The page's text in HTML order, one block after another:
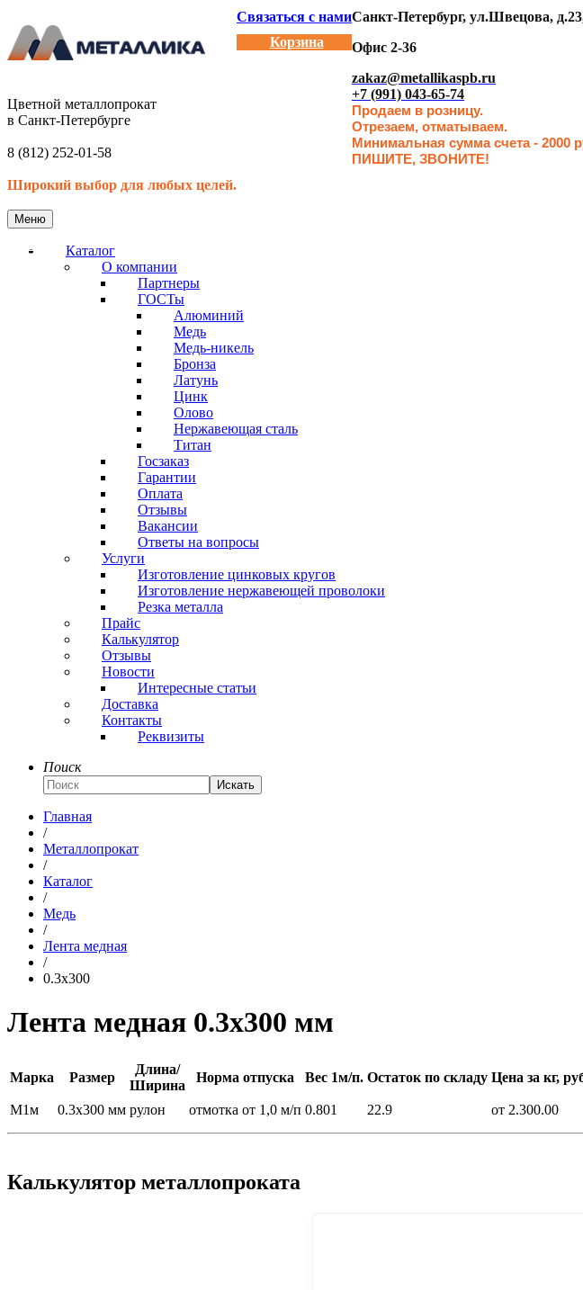
Цветной металлопрокат
в Санкт-Петербурге
8 (812) 252-01-58
Широкий выбор для любых целей.
Связаться с нами
Корзина
Санкт-Петербург, ул.Швецова,
Офис 2-36
zakaz@metallikaspb.ru
+7 (991) 043-65-74
Продаем в розницу.
Отрезаем, отматываем.
Минимальная сумма счета - 2000
ПИШИТЕ, ЗВОНИТЕ!
Меню
Каталог
О компании
Партнеры
ГОСТы
Алюминий
Медь
Медь-никель
Бронза
Латунь
Цинк
Олово
Нержавеющая сталь
Титан
Госзаказ
Гарантии
Оплата
Отзывы
Вакансии
Ответы на вопросы
Услуги
Изготовление цинковых кругов
Изготовление нержавеющей проволоки
Резка металла
Прайс
Калькулятор
Отзывы
Новости
Интересные статьи
Доставка
Контакты
Реквизиты
Поиск
Искать
Главная
/
Металлопрокат
/
Каталог
/
Медь
/
Лента медная
/
0.3x300
Лента медная 0.3x300 мм
Марка Размер
Длина/
Ширина
Норма отпуска Вес 1м/п. Остаток по складу Цена за кг,
М1м 0.3x300 мм рулон отмотка от 1,0 м/п 0.801 22.9 от 2.300.00
Калькулятор металлопроката